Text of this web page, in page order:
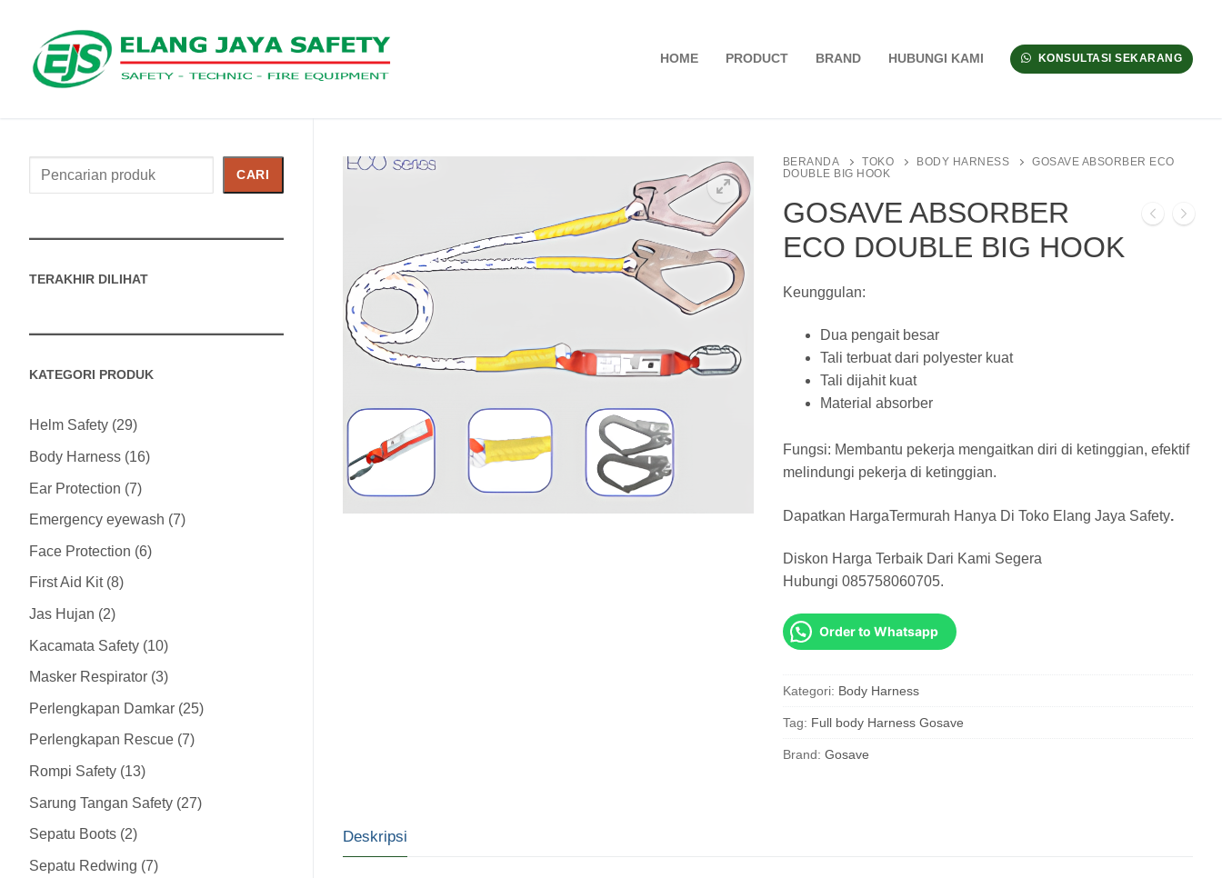
HOME PRODUCT BRAND HUBUNGI KAMI KONSULTASI SEKARANG
BERANDA TOKO BODY HARNESS
GOSAVE ABSORBER ECO
DOUBLE BIG HOOK
GOSAVE ABSORBER
ECO DOUBLE BIG HOOK
Keunggulan:
Dua pengait besar
Tali terbuat dari polyester kuat
Tali dijahit kuat
Material absorber
Fungsi: Membantu pekerja mengaitkan diri di ketinggian, efektif
melindungi pekerja di ketinggian.
Dapatkan HargaTermurah Hanya Di Toko Elang Jaya Safety.
Diskon Harga Terbaik Dari Kami Segera
Hubungi 085758060705.
Order to Whatsapp
Kategori: Body Harness
Tag: Full body Harness Gosave
Brand: Gosave
Deskripsi
Cari
Produk
CARI
TERAKHIR DILIHAT
KATEGORI PRODUK
Helm Safety 29
Body Harness 16
Ear Protection 7
Emergency eyewash 7
Face Protection 6
First Aid Kit 8
Jas Hujan 2
Kacamata Safety 10
Masker Respirator 3
Perlengkapan Damkar 25
Perlengkapan Rescue 7
Rompi Safety 13
Sarung Tangan Safety 27
Sepatu Boots 2
Sepatu Redwing 7